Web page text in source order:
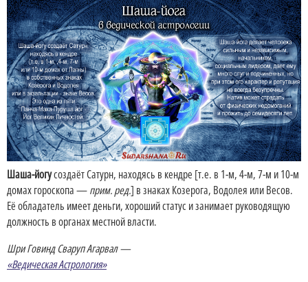
Шаша-йогусоздаёт Сатурн, находясь в кендре [т.е. в 1-м, 4-м, 7-м и 10-м
домах гороскопа —прим. ред.] в знаках Козерога, Водолея или Весов.
Её обладатель имеет деньги, хороший статус и занимает руководящую
должность в органах местной власти.
Шри Говинд Сваруп Агарвал —
«Ведическая Астрология»